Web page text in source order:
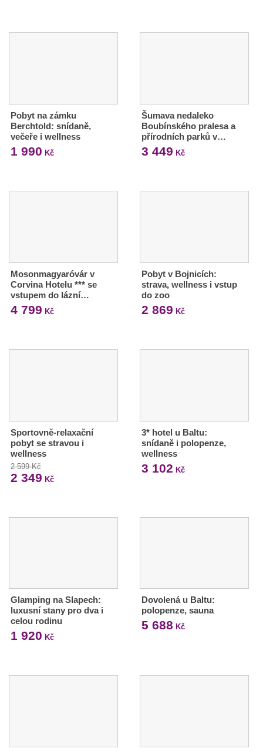
Pobyt na zámku
Berchtold: snídaně,
večeře i wellness
1 990 Kč
Šumava nedaleko
Boubínského pralesa a
přírodních parků v…
3 449 Kč
Mosonmagyaróvár v
Corvina Hotelu *** se
vstupem do lázní…
4 799 Kč
Pobyt v Bojnicích:
strava, wellness i vstup
do zoo
2 869 Kč
Sportovně-relaxační
pobyt se stravou i
wellness
2 599 Kč
2 349 Kč
3* hotel u Baltu:
snídaně i polopenze,
wellness
3 102 Kč
Glamping na Slapech:
luxusní stany pro dva i
celou rodinu
1 920 Kč
Dovolená u Baltu:
polopenze, sauna
5 688 Kč